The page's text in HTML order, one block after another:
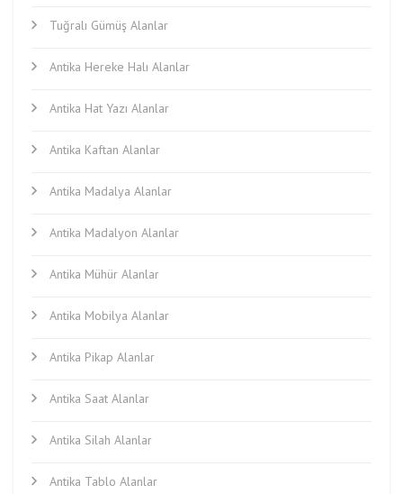
Tuğralı Gümüş Alanlar
Antika Hereke Halı Alanlar
Antika Hat Yazı Alanlar
Antika Kaftan Alanlar
Antika Madalya Alanlar
Antika Madalyon Alanlar
Antika Mühür Alanlar
Antika Mobilya Alanlar
Antika Pikap Alanlar
Antika Saat Alanlar
Antika Silah Alanlar
Antika Tablo Alanlar